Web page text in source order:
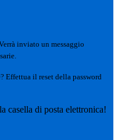
inviato un messaggio
Effettua il reset della password
casella di posta elettronica!